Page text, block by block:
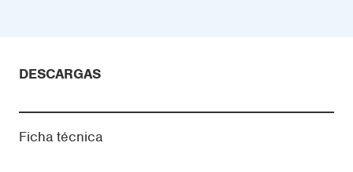
DESCARGAS
Ficha técnica